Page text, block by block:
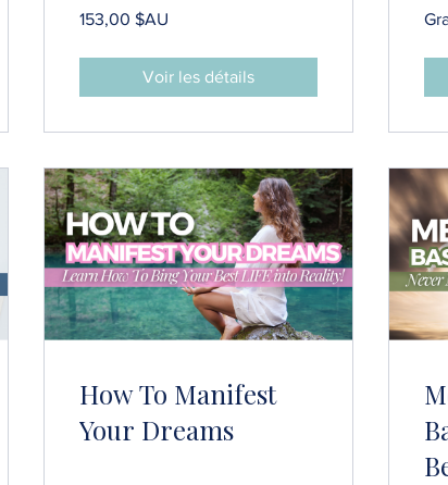
153,00 $AU
Voir les détails
How To Manifest
Your Dreams